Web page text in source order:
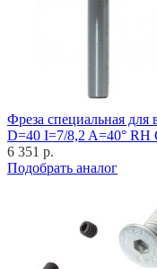
Фреза специальная
D=40 I=7/8,2 A=40° RH
6 351 р.
Подобрать аналог